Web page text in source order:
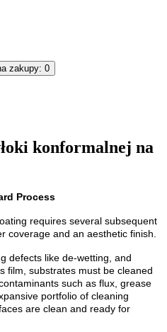
zakupy: 0
konformalnej na
Process
requires several subsequent
coverage and an aesthetic finish.
defects like de-wetting, and
film, substrates must be cleaned
such as flux, grease
portfolio of cleaning
are clean and ready for